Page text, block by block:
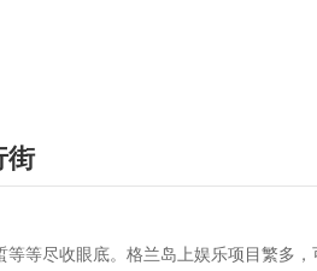
街
等尽收眼底。格兰岛上娱乐项目繁多